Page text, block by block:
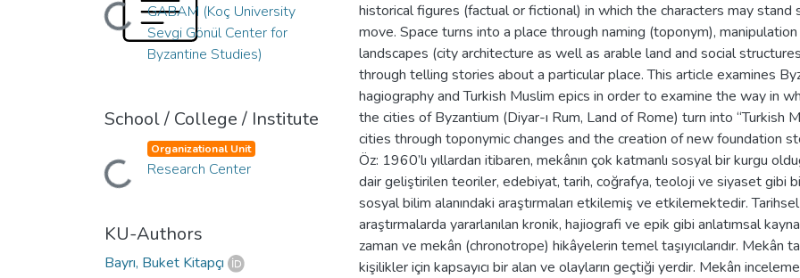
Loading...
GABAM (Koç University
Sevgi Gönül Center for
Byzantine Studies)
School / College / Institute
Loading...
Organizational Unit
Research Center
KU-Authors
Bayrı, Buket Kitapçı
historical figures (factual or fictional) in which the characters may stand
move. Space turns into a place through naming (toponym),
landscapes (city architecture as well as arable land and social
through telling stories about a particular place. This article examines
hagiography and Turkish Muslim epics in order to examine the way in
the cities of Byzantium (Diyar-ı Rum, Land of Rome) turn into “Turkish
cities through toponymic changes and the creation of new foundation
Öz: 1960’lı yıllardan itibaren, mekânın çok katmanlı sosyal bir kurgu
dair geliştirilen teoriler, edebiyat, tarih, coğrafya, teoloji ve siyaset gibi
sosyal bilim alanındaki araştırmaları etkilemiş ve etkilemektedir. Tarihsel
araştırmalarda yararlanılan kronik, hajiografi ve epik gibi anlatımsal
zaman ve mekân (chronotrope) hikâyelerin temel taşıyıcılarıdır. Mekân
kişilikler için kapsayıcı bir alan ve olayların geçtiği yerdir. Mekân